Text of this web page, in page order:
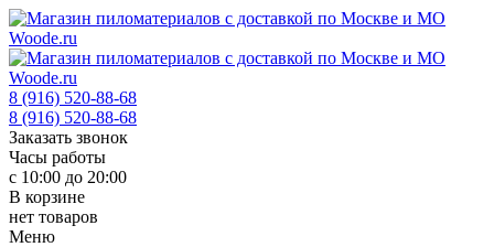
8 (916) 520-88-68
8 (916) 520-88-68
Заказать звонок
Часы работы
с 10:00 до 20:00
В корзине
нет товаров
Меню